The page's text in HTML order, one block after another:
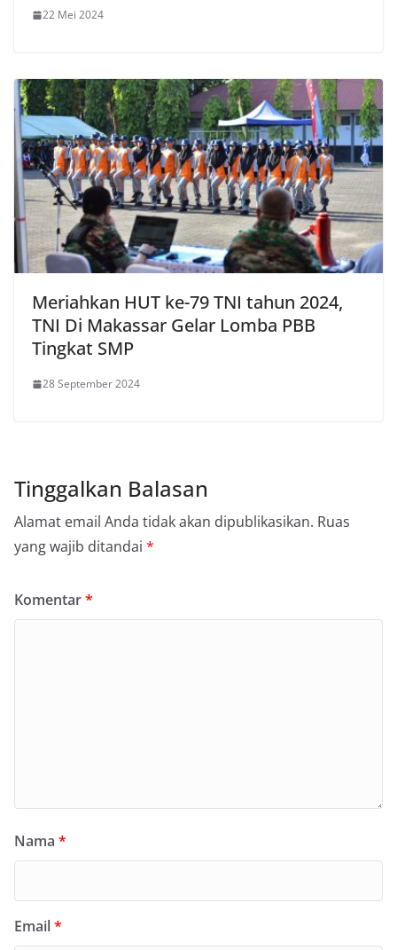
22 Mei 2024
Meriahkan HUT ke-79 TNI tahun 2024,
TNI Di Makassar Gelar Lomba PBB
Tingkat SMP
28 September 2024
Tinggalkan Balasan
Alamat email Anda tidak akan dipublikasikan. Ruas
yang wajib ditandai *
Komentar*
Nama *
Email*